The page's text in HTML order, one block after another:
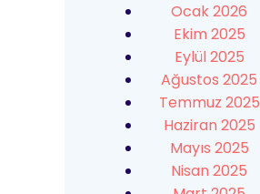
Ocak 2026
Ekim 2025
Eylül 2025
Ağustos 2025
Temmuz 2025
Haziran 2025
Mayıs 2025
Nisan 2025